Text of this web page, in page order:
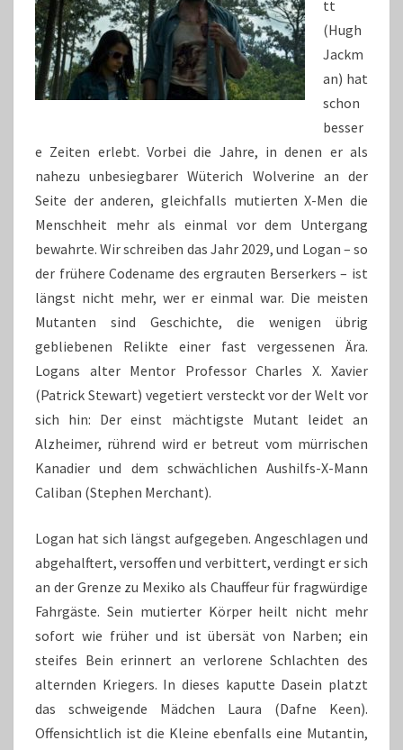
tt
(Hugh
Jackm
an) hat
schon
besser
e Zeiten erlebt. Vorbei die Jahre, in denen er als
nahezu unbesiegbarer Wüterich Wolverine an der
Seite der anderen, gleichfalls mutierten X-Men die
Menschheit mehr als einmal vor dem Untergang
bewahrte. Wir schreiben das Jahr 2029, und Logan – so
der frühere Codename des ergrauten Berserkers – ist
längst nicht mehr, wer er einmal war. Die meisten
Mutanten sind Geschichte, die wenigen übrig
gebliebenen Relikte einer fast vergessenen Ära.
Logans alter Mentor Professor Charles X. Xavier
(Patrick Stewart) vegetiert versteckt vor der Welt vor
sich hin: Der einst mächtigste Mutant leidet an
Alzheimer, rührend wird er betreut vom mürrischen
Kanadier und dem schwächlichen Aushilfs-X-Mann
Caliban (Stephen Merchant).
Logan hat sich längst aufgegeben. Angeschlagen und
abgehalftert, versoffen und verbittert, verdingt er sich
an der Grenze zu Mexiko als Chauffeur für fragwürdige
Fahrgäste. Sein mutierter Körper heilt nicht mehr
sofort wie früher und ist übersät von Narben; ein
steifes Bein erinnert an verlorene Schlachten des
alternden Kriegers. In dieses kaputte Dasein platzt
das schweigende Mädchen Laura (Dafne Keen).
Offensichtlich ist die Kleine ebenfalls eine Mutantin,